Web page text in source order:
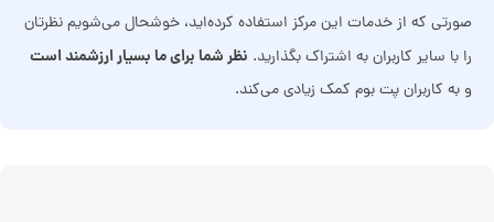
صورتی که از خدمات این مرکز استفاده کرده‌اید، خوشحال می‌شویم نظرتان
را با سایر کاربران به اشتراک بگذارید. نظر شما برای ما بسیار ارزشمند است
و به کاربران پت بوم کمک زیادی می‌کند.